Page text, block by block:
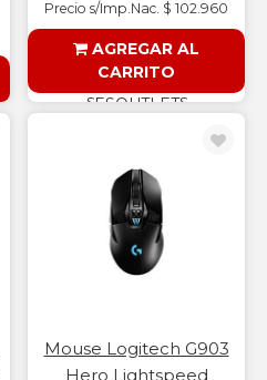
Precio s/Imp.Nac. $ 102.960
AGREGAR AL
CARRITO
§ESOUTLET§
Mouse Logitech G903
Hero Lightspeed